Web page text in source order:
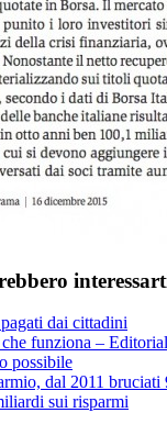
dai cittadini
funziona –
possibile
dal 2011
sui risparmi